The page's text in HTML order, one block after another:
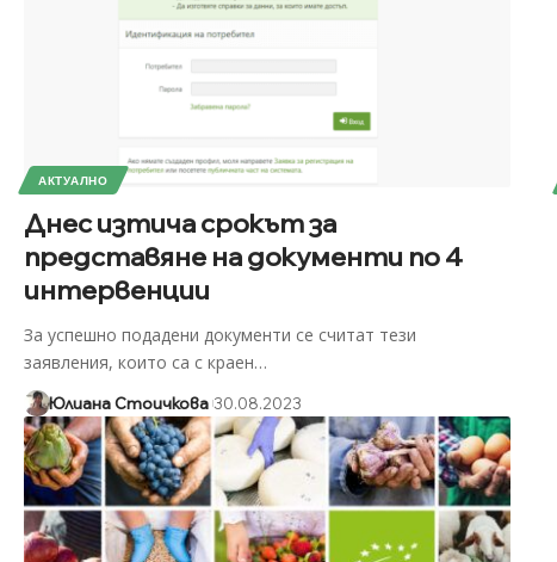
АКТУАЛНО
Днес изтича срокът за
представяне на документи по 4
интервенции
За успешно подадени документи се считат тези
заявления, които са с краен…
Юлиана Стоичкова 30.08.2023